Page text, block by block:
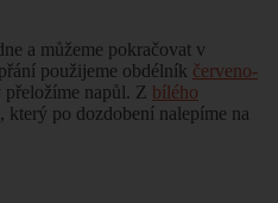
a můžeme pokračovat v
použijeme obdélník červeno-
přeložíme napůl. Z bílého
po dozdobení nalepíme na